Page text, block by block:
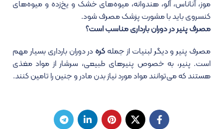
موز، آناناس، آلو، هندوانه، میوه‌های خشک و یخ‌زده و میوه‌های
کنسروی باید با مشورت پزشک مصرف شود.
مصرف پنیر در دوران بارداری مناسب است؟
مصرف پنیر و دیگر لبنیات از جمله کره در دوران بارداری بسیار مهم
است. پنیر، به خصوص پنیرهای طبیعی، سرشار از مواد مغذی
هستند که می‌توانند مواد مورد نیاز بدن مادر و جنین را تامین کنند.